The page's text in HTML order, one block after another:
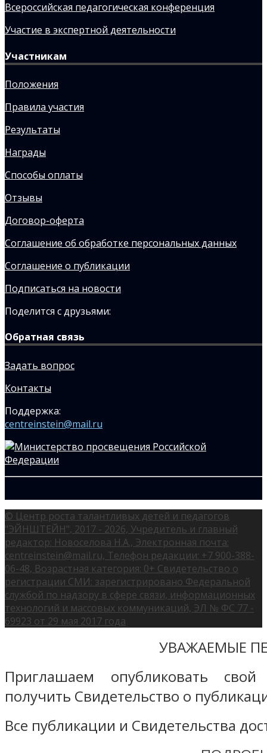
Всероссийская педагогическая конференция
Участие в экспертной деятельности
Участникам
Положения
Правила участия
Результаты
Награды
Способы оплаты
Отзывы
Договор-оферта
Соглашение об обработке персональных данных
Соглашение о публикации
Подписаться на новости
Поделится с друзьями:
Обратная связь
Задать вопрос
Контакты
Поддержка:
centreinstein@mail.ru
© Центр роста талантливых детей и педагогов
"ЭЙНШТЕЙН", 2017 - 2026, Учредитель и главный
редактор: Новоселова Н.А., Электронная почта:
centreinstein@mail.ru, Телефон редакции: +7 900-388-
06-48, Возрастная категория: 0+ Свидетельство о
регистрации СМИ: зарегистрировано Федеральной
службой по надзору в сфере связи, информационных
технологий и массовых коммуникаций, ЭЛ № ФС 77 -
69923 от 29 мая 2017 года
УВАЖАЕМЫЕ
Приглашаем опубликовать
получить Свидетельство о
Все публикации и Свидетельства